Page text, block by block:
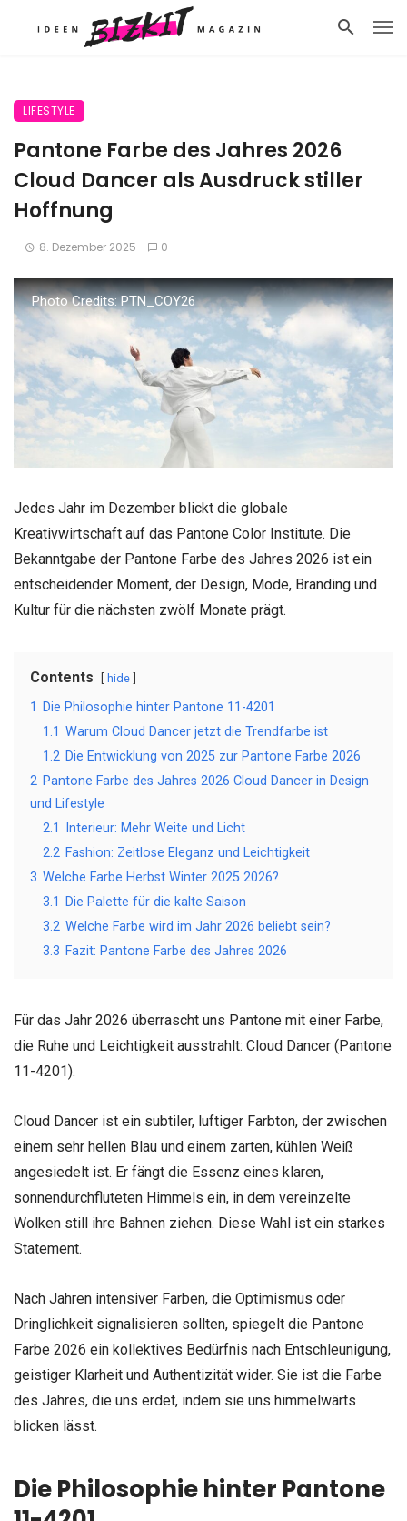
LIFESTYLE
Pantone Farbe des Jahres 2026
Cloud Dancer als Ausdruck stiller
Hoffnung
8. Dezember 2025 0
Photo Credits: PTN_COY26
Jedes Jahr im Dezember blickt die globale
Kreativwirtschaft auf das Pantone Color Institute. Die
Bekanntgabe der Pantone Farbe des Jahres 2026 ist ein
entscheidender Moment, der Design, Mode, Branding und
Kultur für die nächsten zwölf Monate prägt.
Contents hide
1
Die Philosophie hinter Pantone 11-4201
1.1 Warum Cloud Dancer jetzt die Trendfarbe ist
1.2 Die Entwicklung von 2025 zur Pantone Farbe 2026
2 Pantone Farbe des Jahres 2026 Cloud Dancer in Design
und Lifestyle
2.1
Interieur: Mehr Weite und Licht
2.2 Fashion: Zeitlose Eleganz und Leichtigkeit
3 Welche Farbe Herbst Winter 2025 2026?
3.1
Die Palette für die kalte Saison
3.2 Welche Farbe wird im Jahr 2026 beliebt sein?
3.3 Fazit: Pantone Farbe des Jahres 2026
Für das Jahr 2026 überrascht uns Pantone mit einer Farbe,
die Ruhe und Leichtigkeit ausstrahlt: Cloud Dancer (Pantone
11-4201).
Cloud Dancer ist ein subtiler, luftiger Farbton, der zwischen
einem sehr hellen Blau und einem zarten, kühlen Weiß
angesiedelt ist. Er fängt die Essenz eines klaren,
sonnendurchfluteten Himmels ein, in dem vereinzelte
Wolken still ihre Bahnen ziehen. Diese Wahl ist ein starkes
Statement.
Nach Jahren intensiver Farben, die Optimismus oder
Dringlichkeit signalisieren sollten, spiegelt die Pantone
Farbe 2026 ein kollektives Bedürfnis nach Entschleunigung,
geistiger Klarheit und Authentizität wider. Sie ist die Farbe
des Jahres, die uns erdet, indem sie uns himmelwärts
blicken lässt.
Die Philosophie hinter Pantone